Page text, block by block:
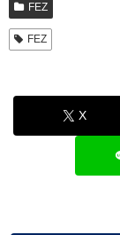
FEZ
FEZ
X